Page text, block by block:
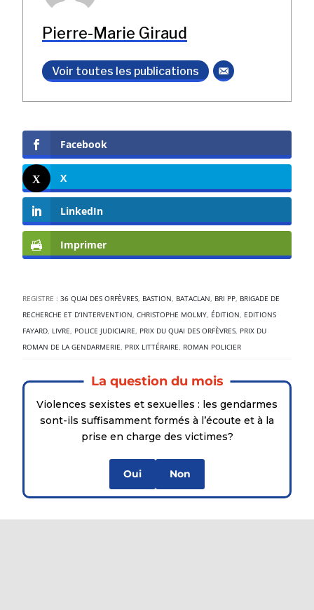
Pierre-Marie Giraud
Voir toutes les publications
Facebook
X
LinkedIn
Imprimer
REGISTRE :36 QUAI DES ORFÈVRES, BASTION, BATACLAN, BRI PP, BRIGADE DE
RECHERCHE ET D’INTERVENTION,CHRISTOPHE MOLMY, ÉDITION, EDITIONS
FAYARD, LIVRE, POLICE JUDICIAIRE, PRIX DU QUAI DES ORFÈVRES, PRIX DU
ROMAN DE LA GENDARMERIE, PRIX LITTÉRAIRE, ROMAN POLICIER
La question du mois
Violences sexistes et sexuelles : les gendarmes
sont-ils suffisamment formés à l’écoute et à la
prise en charge des victimes?
Oui Non